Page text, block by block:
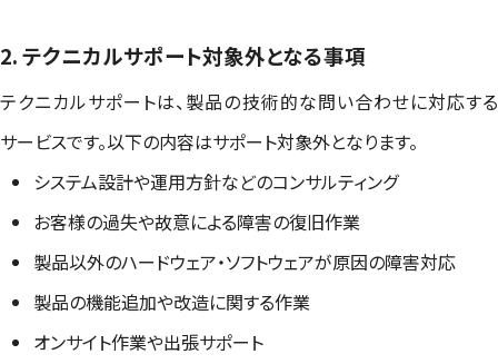
2. テクニカルサポート対象外となる事項
テクニカルサポートは、製品の技術的な問い合わせに対応する
サービスです。以下の内容はサポート対象外となります。
システム設計や運用方針などのコンサルティング
お客様の過失や故意による障害の復旧作業
製品以外のハードウェア・ソフトウェアが原因の障害対応
製品の機能追加や改造に関する作業
オンサイト作業や出張サポート